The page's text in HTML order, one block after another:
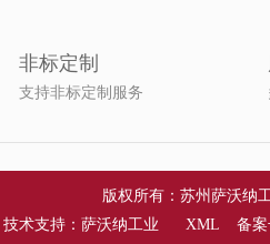
非标定制
支持非标定制服务
版权所有：苏州萨沃纳
技术支持：萨沃纳工业
XML 备案